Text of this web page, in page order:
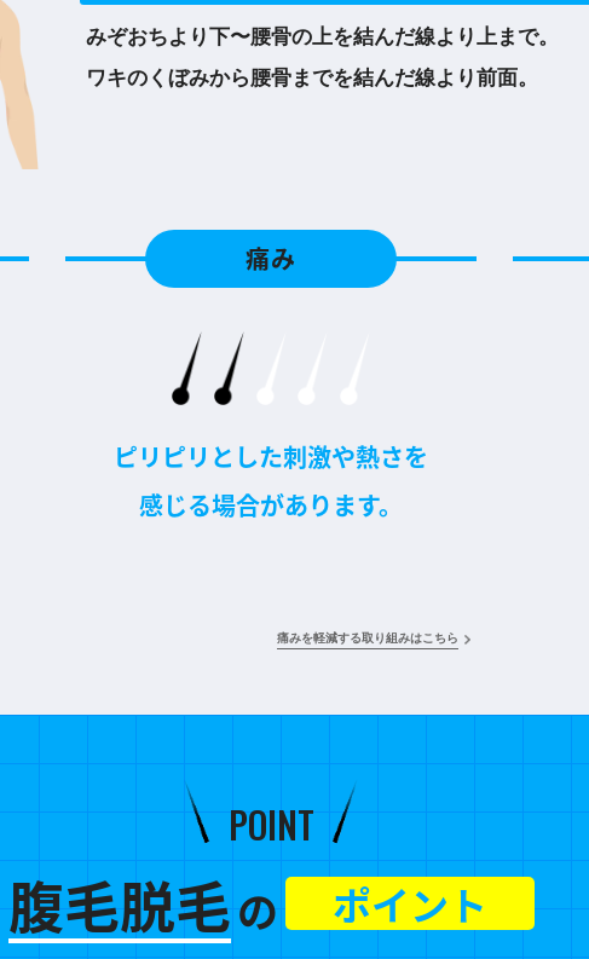
みぞおちより下〜腰骨の上を結んだ線より上まで。
ワキのくぼみから腰骨までを結んだ線より前面。
痛み
ピリピリとした刺激や熱さを
感じる場合があります。
痛みを軽減する取り組みはこちら
POINT
腹毛脱毛の ポイント